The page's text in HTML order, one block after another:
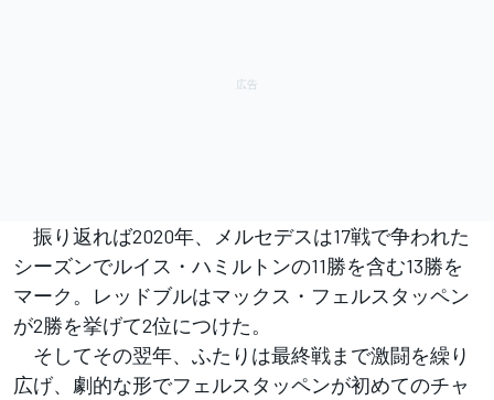
振り返れば2020年、メルセデスは17戦で争われた
シーズンでルイス・ハミルトンの11勝を含む13勝を
マーク。レッドブルはマックス・フェルスタッペン
が2勝を挙げて2位につけた。
そしてその翌年、ふたりは最終戦まで激闘を繰り
広げ、劇的な形でフェルスタッペンが初めてのチャ